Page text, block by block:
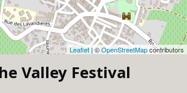
Leaflet| ©OpenStreetMapcontributors
Valley Festival